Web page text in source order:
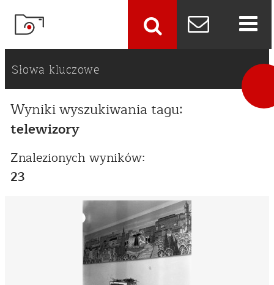
Słowa kluczowe
Wyniki wyszukiwania tagu:
telewizory
Znalezionych wyników:
23